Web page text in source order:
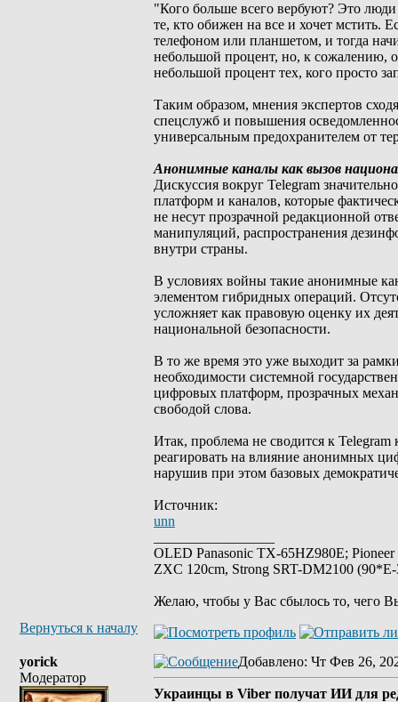
"Кого больше всего вербуют? Это
те, кто обижен на все и хочет мстить.
телефоном или планшетом, и тогда
небольшой процент, но, к сожалению,
небольшой процент тех, кого просто
Таким образом, мнения экспертов
спецслужб и повышения
универсальным предохранителем от
Анонимные каналы как вызов
Дискуссия вокруг Telegram
платформ и каналов, которые
не несут прозрачной редакционной
манипуляций, распространения
внутри страны.
В условиях войны такие анонимные
элементом гибридных операций.
усложняет как правовую оценку их
национальной безопасности.
В то же время это уже выходит за
необходимости системной
цифровых платформ, прозрачных
свободой слова.
Итак, проблема не сводится к Telegram
реагировать на влияние анонимных
нарушив при этом базовых
Источник:
unn
OLED Panasonic TX-65HZ980E;
ZXC 120cm, Strong SRT-DM2100
Желаю, чтобы у Вас сбылось то, чего
Вернуться к началу
yorick
Модератор
Добавлено: Чт Фев 26,
Украинцы в Viber получат ИИ для